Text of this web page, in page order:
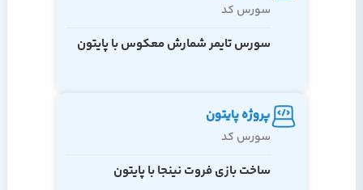
سورس کد
سورس تایمر شمارش معکوس با پایتون
پروژه پایتون
سورس کد
ساخت بازی فروت نینجا با پایتون